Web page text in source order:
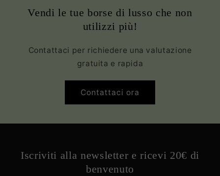
Vendi le tue borse di lusso che non
utilizzi più!
Contattaci per richiedere una valutazione
gratuita e rapida
Contattaci ora
Iscriviti alla newsletter e ricevi 20€ di
benvenuto